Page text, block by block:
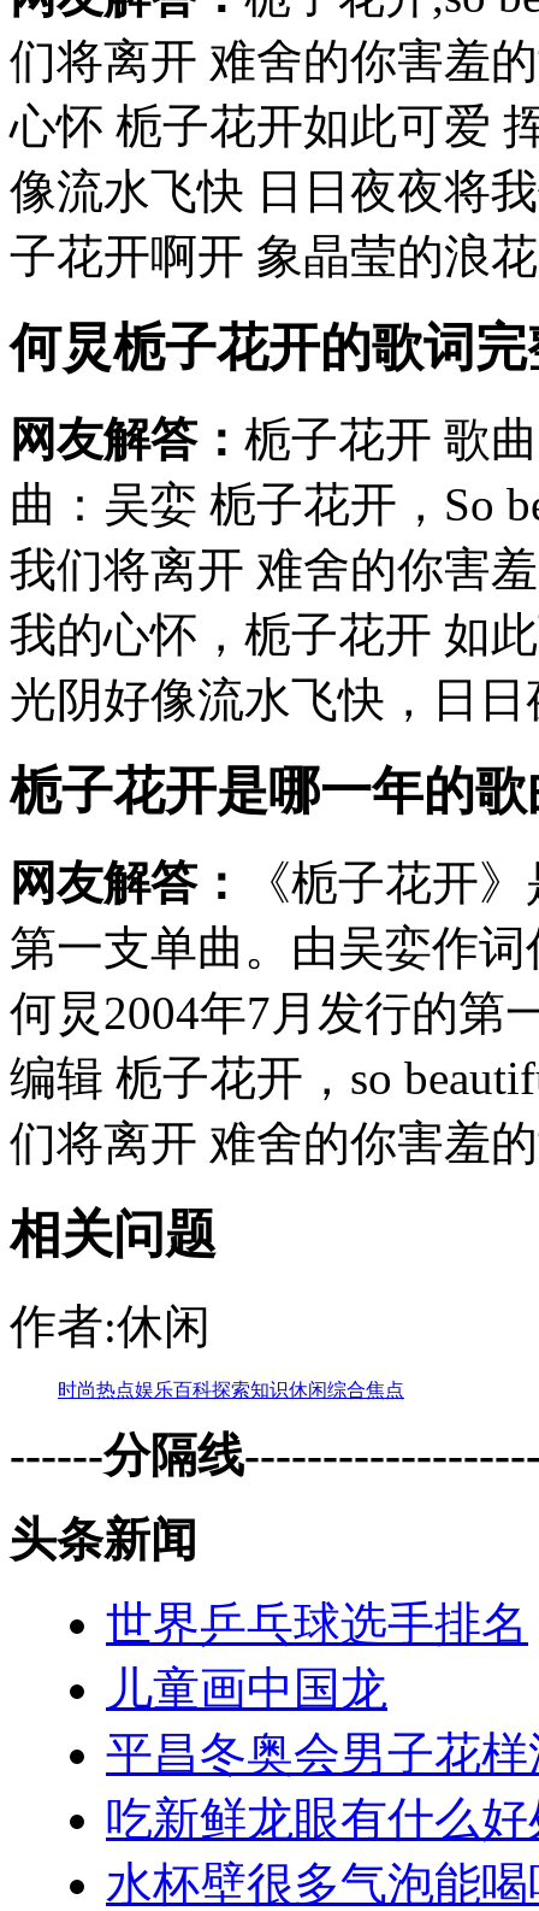
们将离开 难舍的你害羞
心怀 栀子花开如此可爱
像流水飞快 日日夜夜将
子花开啊开 象晶莹的浪
何炅栀子花开的歌词
网友解答： 栀子花开 歌
曲：吴娈 栀子花开，So
我们将离开 难舍的你害
我的心怀，栀子花开 如
光阴好像流水飞快，日
栀子花开是哪一年的
网友解答：
《栀子花开
第一支单曲。由吴娈作
何炅2004年7月发行的第
编辑 栀子花开，so
们将离开 难舍的你害羞
相关问题
作者:休闲
时尚热点娱乐百科探索知识休闲综合焦点
------分隔线
头条新闻
世界乒乓球选手排名
儿童画中国龙
平昌冬奥会男子花
吃新鲜龙眼有什么好
水杯壁很多气泡能喝